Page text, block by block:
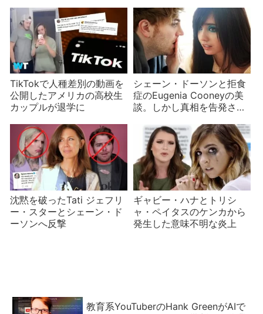
TikTokで人種差別の動画を
公開したアメリカの高校生
カップルが退学に
シェーン・ドーソンと拒食
症のEugenia Cooneyの美
談。しかし真相を告発され
沈黙を破ったTati ジェフリ
ー・スターとシェーン・ド
ーソンへ反撃
ギャビー・ハナとトリシ
ャ・ペイタスのケンカから
発生した意味不明な炎上
教育系YouTuberのHank GreenがAIで